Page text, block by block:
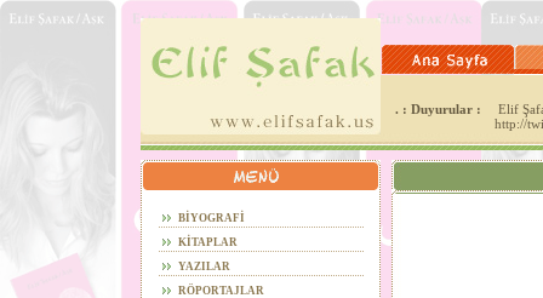
. : Duyurular :
Elif
http://
BİYOGRAFİ
KİTAPLAR
YAZILAR
RÖPORTAJLAR